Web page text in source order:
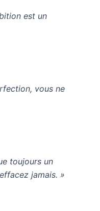
est un
vous ne
toujours un
jamais. »